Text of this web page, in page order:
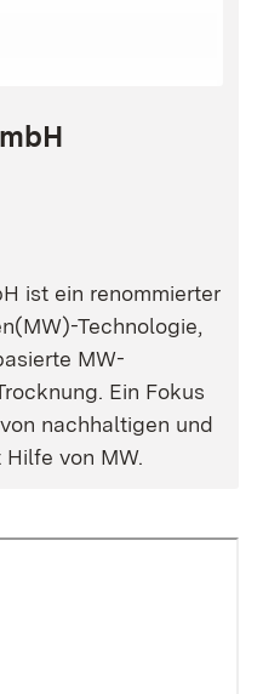
ist ein renommierter
Technologie,
MW-
Ein Fokus
nachhaltigen und
von MW.